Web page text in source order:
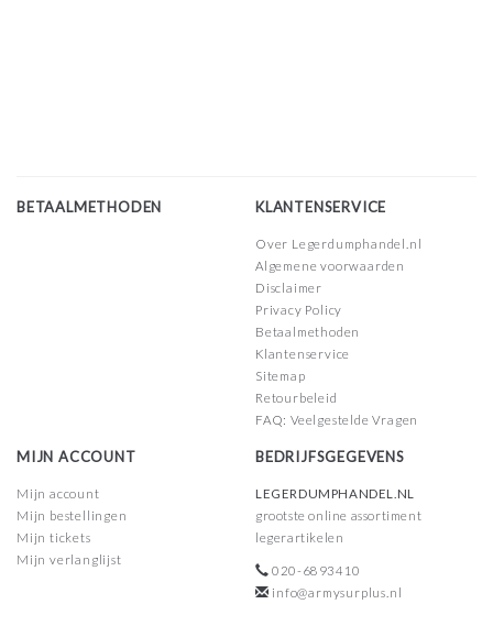
BETAALMETHODEN KLANTENSERVICE
Over Legerdumphandel.nl
Algemene voorwaarden
Disclaimer
Privacy Policy
Betaalmethoden
Klantenservice
Sitemap
Retourbeleid
FAQ: Veelgestelde Vragen
MIJN ACCOUNT
Mijn account
Mijn bestellingen
Mijn tickets
Mijn verlanglijst
BEDRIJFSGEGEVENS
LEGERDUMPHANDEL.NL
grootste online assortiment
legerartikelen
020-6893410
info@armysurplus.nl